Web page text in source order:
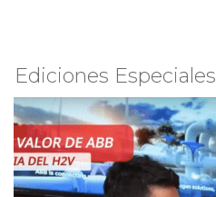
Ediciones Especiales